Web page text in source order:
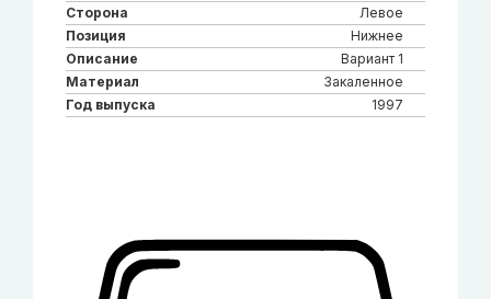
Сторона
Левое
Позиция
Нижнее
Описание
Вариант 1
Материал
Закаленное
Год выпуска
1997